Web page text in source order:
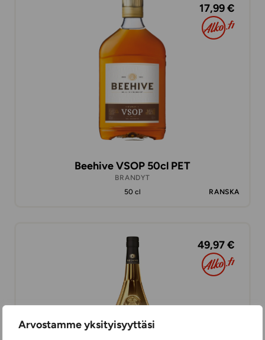
Arvostamme yksityisyyttäsi
17,99 €
Beehive VSOP 50cl PET
BRANDYT
50 cl
RANSKA
49,97 €